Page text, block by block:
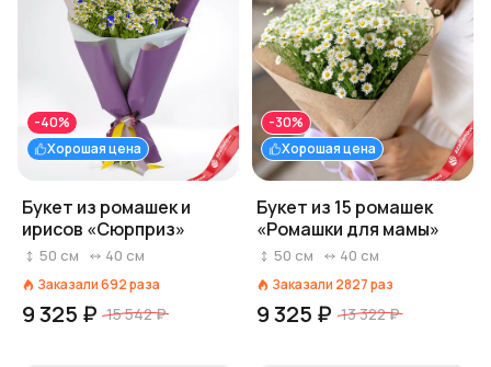
Хорошая цена
-40%
Букет из ромашек и
ирисов «Сюрприз»
50 см 40 см
Заказали692раза
9 325 ₽ 15 542 ₽
Хорошая цена
-30%
Букет из 15 ромашек
«Ромашки для мамы»
50 см 40 см
Заказали 2827раз
9 325 ₽ 13 322 ₽